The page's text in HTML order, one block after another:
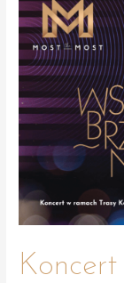
Strzelce
Opolskie